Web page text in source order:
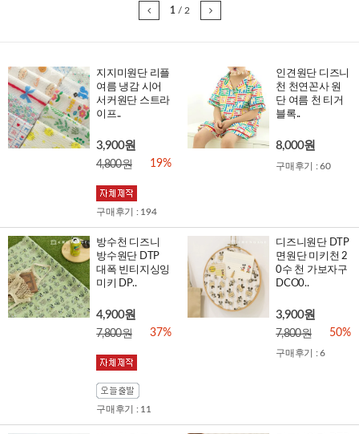
1 / 2
지지미원단 리플
여름 냉감 시어
서커원단 스트라
이프..
3,900원
4,800원 19%
구매후기 : 194
인견원단 디즈니
천 천연꼰사 원
단 여름 천 티거
블록..
8,000원
구매후기 : 60
방수천 디즈니
방수원단 DTP
대폭 빈티지싱잉
미키 DP..
4,900원
7,800원 37%
구매후기 : 11
디즈니원단 DTP
면원단 미키천 2
0수 천 가보자구
DCO0..
3,900원
7,800원 50%
구매후기 : 6